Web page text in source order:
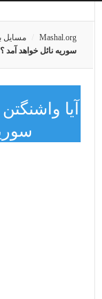
Mashal.org مسایل
سوریه نائل خواهد آمد ؟
آیا